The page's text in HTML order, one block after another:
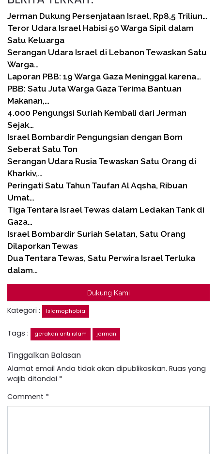
Jerman Dukung Persenjataan Israel, Rp8,5 Triliun…
Teror Udara Israel Habisi 50 Warga Sipil dalam
Satu Keluarga
Serangan Udara Israel di Lebanon Tewaskan Satu
Warga…
Laporan PBB: 19 Warga Gaza Meninggal karena…
PBB: Satu Juta Warga Gaza Terima Bantuan
Makanan,…
4.000 Pengungsi Suriah Kembali dari Jerman
Sejak…
Israel Bombardir Pengungsian dengan Bom
Seberat Satu Ton
Serangan Udara Rusia Tewaskan Satu Orang di
Kharkiv,…
Peringati Satu Tahun Taufan Al Aqsha, Ribuan
Umat…
Tiga Tentara Israel Tewas dalam Ledakan Tank di
Gaza…
Israel Bombardir Suriah Selatan, Satu Orang
Dilaporkan Tewas
Dua Tentara Tewas, Satu Perwira Israel Terluka
dalam…
Dukung Kami
Kategori : Islamophobia
Tags : gerakan anti islam jerman
Tinggalkan Balasan
Alamat email Anda tidak akan dipublikasikan. Ruas yang
wajib ditandai *
Comment *